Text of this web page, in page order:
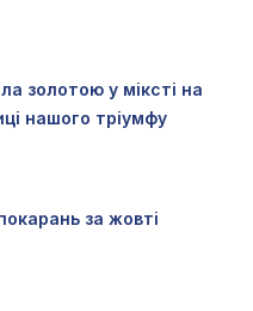
золотою у міксті на
нашого тріумфу
за жовті